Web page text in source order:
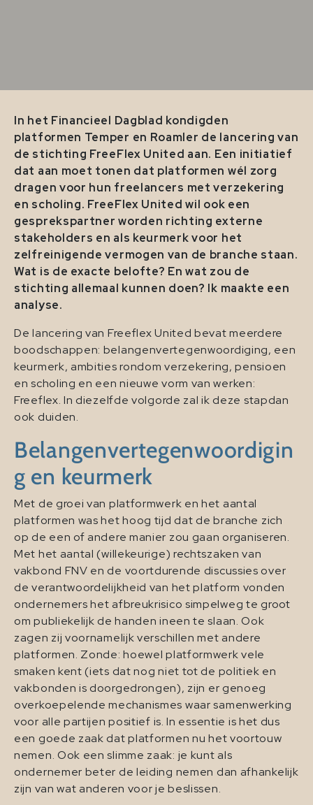
In het Financieel Dagblad kondigden
platformen Temper en Roamler de lancering van
de stichting FreeFlex United aan. Een initiatief
dat aan moet tonen dat platformen wél zorg
dragen voor hun freelancers met verzekering
en scholing. FreeFlex United wil ook een
gesprekspartner worden richting externe
stakeholders en als keurmerk voor het
zelfreinigende vermogen van de branche staan.
Wat is de exacte belofte? En wat zou de
stichting allemaal kunnen doen? Ik maakte een
analyse.
De lancering van Freeflex United bevat meerdere
boodschappen: belangenvertegenwoordiging, een
keurmerk, ambities rondom verzekering, pensioen
en scholing en een nieuwe vorm van werken:
Freeflex. In diezelfde volgorde zal ik deze stapdan
ook duiden.
Belangenvertegenwoordigin
g en keurmerk
Met de groei van platformwerk en het aantal
platformen was het hoog tijd dat de branche zich
op de een of andere manier zou gaan organiseren.
Met het aantal (willekeurige) rechtszaken van
vakbond FNV en de voortdurende discussies over
de verantwoordelijkheid van het platform vonden
ondernemers het afbreukrisico simpelweg te groot
om publiekelijk de handen ineen te slaan. Ook
zagen zij voornamelijk verschillen met andere
platformen. Zonde: hoewel platformwerk vele
smaken kent (iets dat nog niet tot de politiek en
vakbonden is doorgedrongen), zijn er genoeg
overkoepelende mechanismes waar samenwerking
voor alle partijen positief is. In essentie is het dus
een goede zaak dat platformen nu het voortouw
nemen. Ook een slimme zaak: je kunt als
ondernemer beter de leiding nemen dan afhankelijk
zijn van wat anderen voor je beslissen.